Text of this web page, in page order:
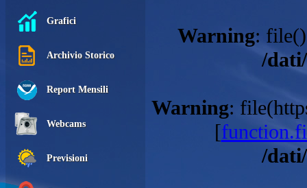
Grafici
Archivio Storico
Report Mensili
Webcams
Previsioni
Warning:
/
Warning:
[
/